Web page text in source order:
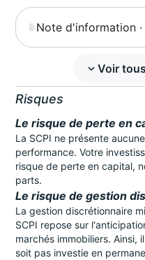
Note d'information
Rendement
Voir
Risques
Le risque de perte en
La SCPI ne présente
performance. Votre
risque de perte en capital,
parts.
Le risque de gestion
La gestion discrétionnaire
SCPI repose sur
marchés immobiliers. Ainsi,
soit pas investie en